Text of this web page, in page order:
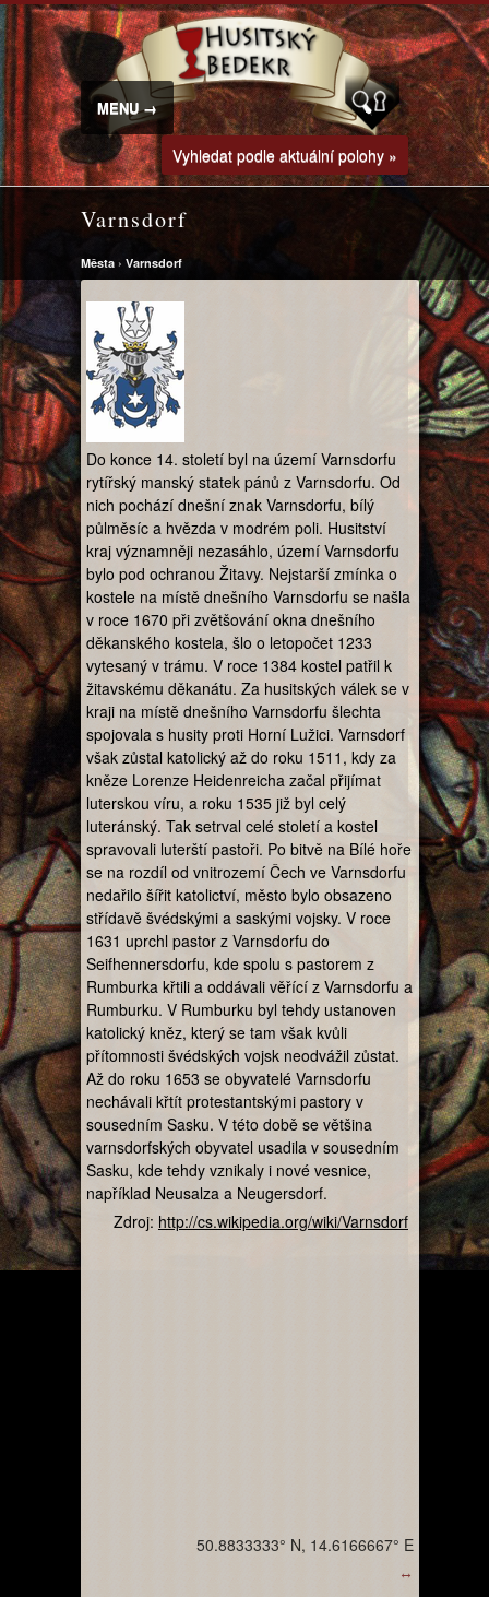
MENU →
Vyhledat podle aktuální polohy »
Varnsdorf
Města › Varnsdorf
Do konce 14. století byl na území Varnsdorfu
rytířský manský statek pánů z Varnsdorfu. Od
nich pochází dnešní znak Varnsdorfu, bílý
půlměsíc a hvězda v modrém poli. Husitství
kraj významněji nezasáhlo, území Varnsdorfu
bylo pod ochranou Žitavy. Nejstarší zmínka o
kostele na místě dnešního Varnsdorfu se našla
v roce 1670 při zvětšování okna dnešního
děkanského kostela, šlo o letopočet 1233
vytesaný v trámu. V roce 1384 kostel patřil k
žitavskému děkanátu. Za husitských válek se v
kraji na místě dnešního Varnsdorfu šlechta
spojovala s husity proti Horní Lužici. Varnsdorf
však zůstal katolický až do roku 1511, kdy za
kněze Lorenze Heidenreicha začal přijímat
luterskou víru, a roku 1535 již byl celý
luteránský. Tak setrval celé století a kostel
spravovali luterští pastoři. Po bitvě na Bílé hoře
se na rozdíl od vnitrozemí Čech ve Varnsdorfu
nedařilo šířit katolictví, město bylo obsazeno
střídavě švédskými a saskými vojsky. V roce
1631 uprchl pastor z Varnsdorfu do
Seifhennersdorfu, kde spolu s pastorem z
Rumburka křtili a oddávali věřící z Varnsdorfu a
Rumburku. V Rumburku byl tehdy ustanoven
katolický kněz, který se tam však kvůli
přítomnosti švédských vojsk neodvážil zůstat.
Až do roku 1653 se obyvatelé Varnsdorfu
nechávali křtít protestantskými pastory v
sousedním Sasku. V této době se většina
varnsdorfských obyvatel usadila v sousedním
Sasku, kde tehdy vznikaly i nové vesnice,
například Neusalza a Neugersdorf.
Zdroj: http://cs.wikipedia.org/wiki/Varnsdorf
↔
50.8833333° N, 14.6166667° E